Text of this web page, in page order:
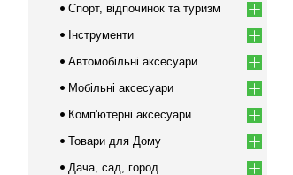
Спорт, відпочинок та туризм
Інструменти
Автомобільні аксесуари
Мобільні аксесуари
Комп'ютерні аксесуари
Товари для Дому
Дача, сад, город